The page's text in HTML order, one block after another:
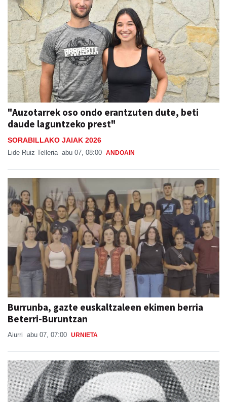
"Auzotarrek oso ondo erantzuten dute, beti
daude laguntzeko prest"
SORABILLAKO JAIAK 2026
Lide Ruiz Telleria abu 07, 08:00 ANDOAIN
Burrunba, gazte euskaltzaleen ekimen berria
Beterri-Buruntzan
Aiurri abu 07, 07:00 URNIETA